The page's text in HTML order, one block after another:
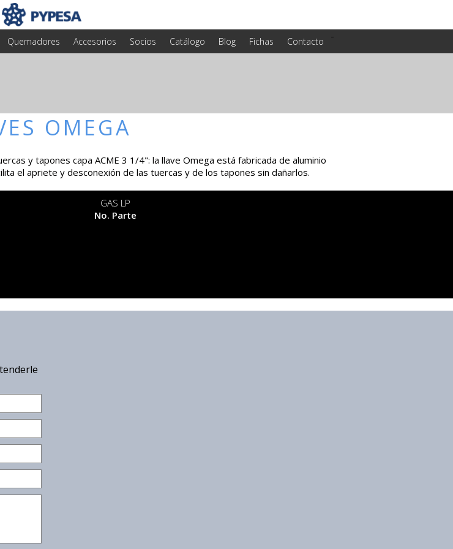
Quemadores Accesorios Socios -
Catálogo Blog Fichas Contacto
OMEGA
y tapones capa ACME 3 1/4": la llave Omega está fabricada de aluminio
el apriete y desconexión de las tuercas y de los tapones sin dañarlos.
GAS LP
No. Parte